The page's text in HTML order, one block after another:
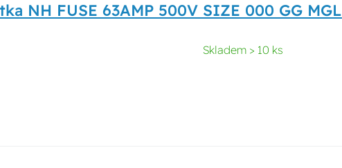
NH FUSE 63AMP 500V SIZE 000 GG MGL
Skladem > 10 ks